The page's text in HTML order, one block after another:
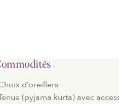
d’oreillers
(pyjama kurta) avec